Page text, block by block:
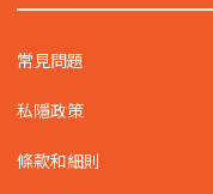
常見問題
私隱政策
條款和細則